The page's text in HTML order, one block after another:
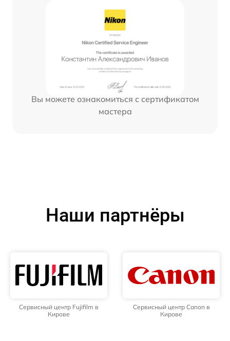
Вы можете ознакомиться с сертификатом
мастера
Наши партнёры
Сервисный центр Fujifilm в
Кирове
Сервисный центр Canon в
Кирове